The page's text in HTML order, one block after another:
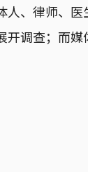
人、律师、医
开调查；而